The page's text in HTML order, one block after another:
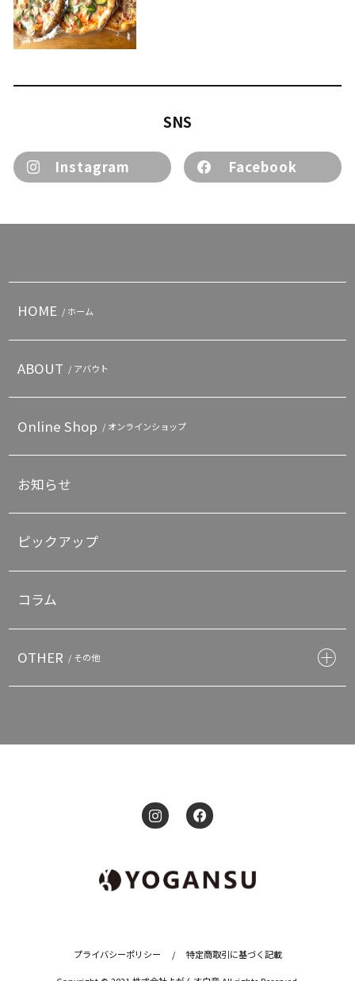
SNS
Instagram Facebook
HOME / ホーム
ABOUT / アバウト
Online Shop / オンラインショップ
お知らせ
ピックアップ
コラム
OTHER / その他
プライバシーポリシー / 特定商取引に基づく記載